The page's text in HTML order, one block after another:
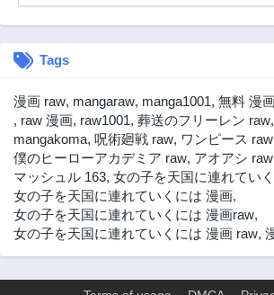
Tags
漫画 raw, mangaraw, manga1001, 無料 漫
, raw 漫画, raw1001, 葬送のフリーレン raw,
mangakoma, 呪術廻戦 raw, ワンピース raw
僕のヒーローアカデミア raw, アオアシ raw
マッシュル 163, 女の子を天国に連れてい
女の子を天国に連れていくには 漫画,
女の子を天国に連れていくには 漫画raw,
女の子を天国に連れていくには 漫画 raw,